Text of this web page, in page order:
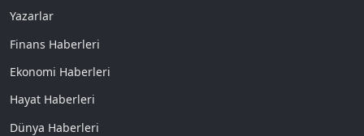
Yazarlar
Finans Haberleri
Ekonomi Haberleri
Hayat Haberleri
Dünya Haberleri